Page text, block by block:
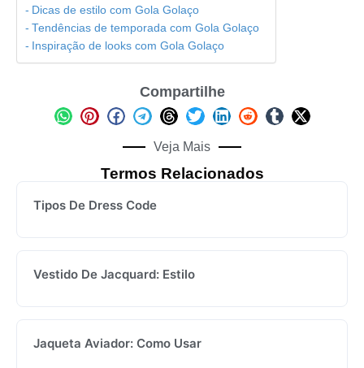
Dicas de estilo com Gola Golaço
Tendências de temporada com Gola Golaço
Inspiração de looks com Gola Golaço
Compartilhe
Veja Mais
Termos Relacionados
Tipos De Dress Code
Vestido De Jacquard: Estilo
Jaqueta Aviador: Como Usar